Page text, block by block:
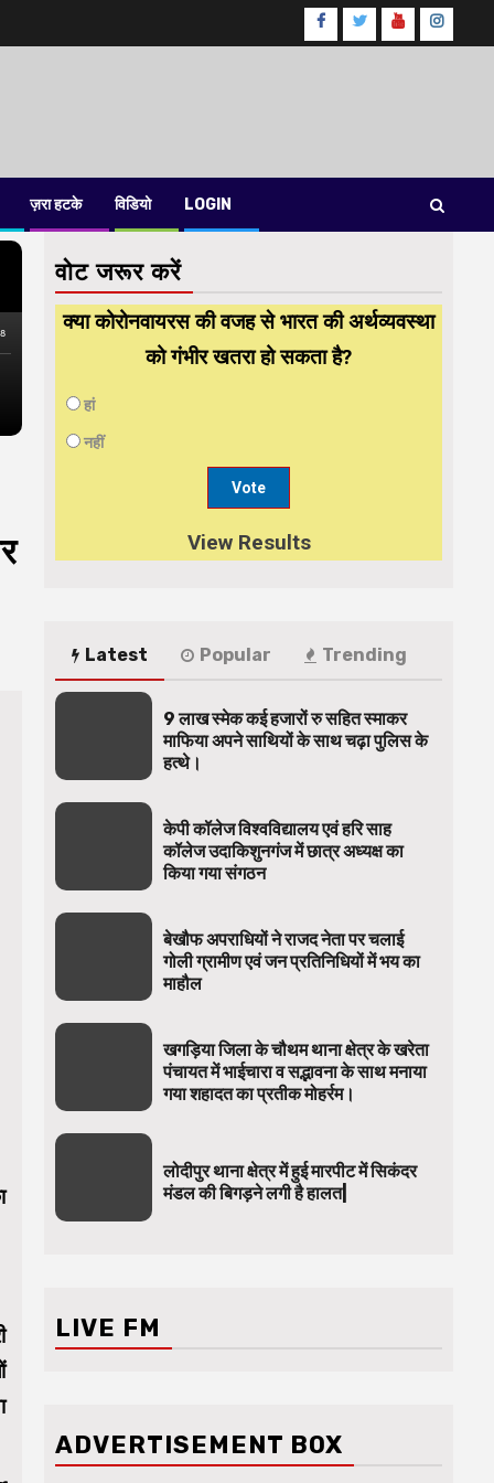
Facebook
TwitterYoutube
ज़रा हटके विडियो LOGIN
वोट जरूर करें
क्या कोरोनवायरस की वजह से भारत की अर्थव्यवस्था
को गंभीर खतरा हो सकता है?
हां
नहीं
View Results
Latest Popular Trending
9 लाख स्मेक कई हजारों रु सहित स्माकर
माफिया अपने साथियों के साथ चढ़ा पुलिस के
हत्थे।
केपी कॉलेज विश्वविद्यालय एवं हरि साह
कॉलेज उदाकिशुनगंज में छात्र अध्यक्ष का
किया गया संगठन
बेखौफ अपराधियों ने राजद नेता पर चलाई
गोली ग्रामीण एवं जन प्रतिनिधियों में भय का
माहौल
खगड़िया जिला के चौथम थाना क्षेत्र के खरेता
पंचायत में भाईचारा व सद्भावना के साथ मनाया
गया शहादत का प्रतीक मोहर्रम।
लोदीपुर थाना क्षेत्र में हुई मारपीट में सिकंदर
मंडल की बिगड़ने लगी है हालत|
LIVE FM
ADVERTISEMENT BOX